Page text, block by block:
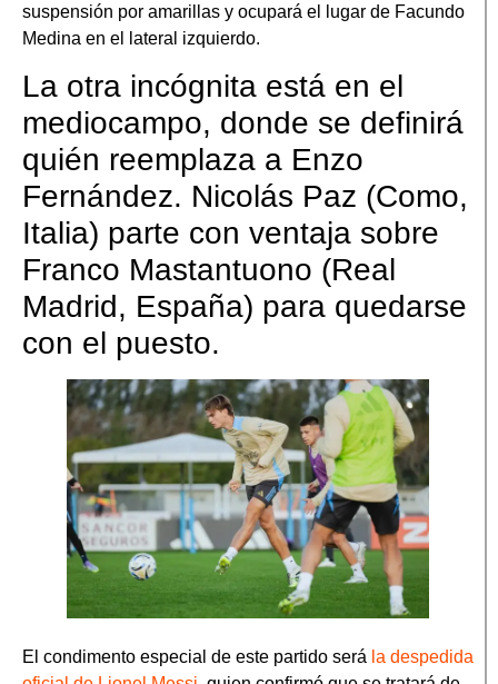
suspensión por amarillas y ocupará el lugar de Facundo
Medina en el lateral izquierdo.
La otra incógnita está en el
mediocampo, donde se definirá
quién reemplaza a Enzo
Fernández. Nicolás Paz (Como,
Italia) parte con ventaja sobre
Franco Mastantuono (Real
Madrid, España) para quedarse
con el puesto.
El condimento especial de este partido será la despedida